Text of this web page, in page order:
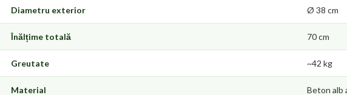
Diametru exterior Ø 38 cm
Înălțime totală 70 cm
Greutate ~42 kg
Material Beton alb